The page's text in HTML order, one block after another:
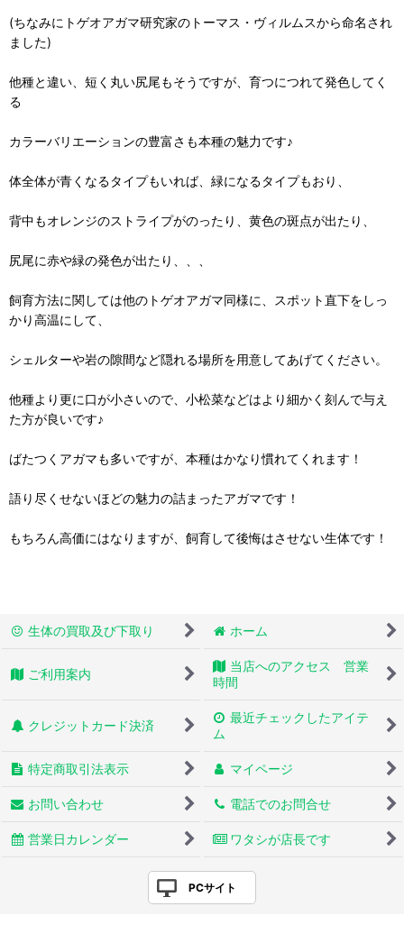
(ちなみにトゲオアガマ研究家のトーマス・ヴィルムスから命名され
ました)
他種と違い、短く丸い尻尾もそうですが、育つにつれて発色してく
る
カラーバリエーションの豊富さも本種の魅力です♪
体全体が青くなるタイプもいれば、緑になるタイプもおり、
背中もオレンジのストライプがのったり、黄色の斑点が出たり、
尻尾に赤や緑の発色が出たり、、、
飼育方法に関しては他のトゲオアガマ同様に、スポット直下をしっ
かり高温にして、
シェルターや岩の隙間など隠れる場所を用意してあげてください。
他種より更に口が小さいので、小松菜などはより細かく刻んで与え
た方が良いです♪
ばたつくアガマも多いですが、本種はかなり慣れてくれます！
語り尽くせないほどの魅力の詰まったアガマです！
もちろん高価にはなりますが、飼育して後悔はさせない生体です！
生体の買取及び下取り ホーム
ご利用案内
当店へのアクセス 営業
時間
クレジットカード決済
最近チェックしたアイテ
ム
特定商取引法表示 マイページ
お問い合わせ 電話でのお問合せ
営業日カレンダー ワタシが店長です
PCサイト